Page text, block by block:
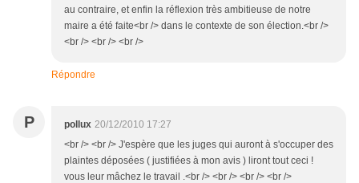
au contraire, et enfin la réflexion très ambitieuse de notre
maire a été faite<br /> dans le contexte de son élection.<br />
<br /> <br /> <br />
Répondre
P pollux 20/12/2010 17:27
<br /> <br /> J'espère que les juges qui auront à s'occuper des
plaintes déposées ( justifiées à mon avis ) liront tout ceci !
vous leur mâchez le travail .<br /> <br /> <br /> <br />